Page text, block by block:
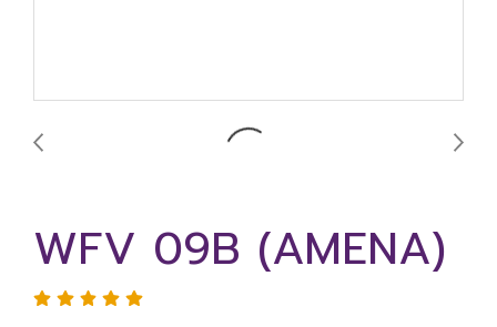
WFV 09B (AMENA)